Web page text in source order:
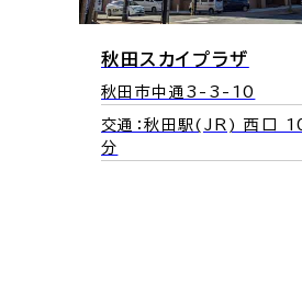
秋田スカイプラザ
秋田市中通3-3-10
交通：秋田駅(JR) 西口
分